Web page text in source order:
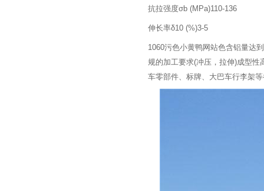
抗拉强度σb (MPa)110-136
伸长率δ10 (%)3-5
1060污色小黄鸭网站色含铝量达到
规的加工要求(冲压，拉伸)成型性高
车零部件、标牌、大巴车行李